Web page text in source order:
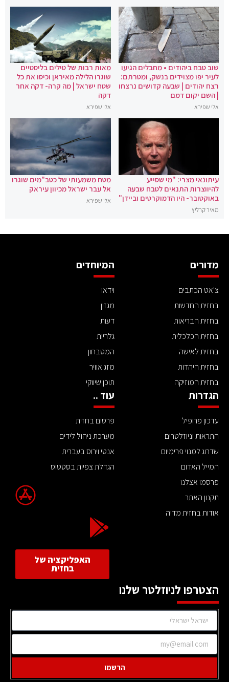
שוב טבח ביהודים • מחבלים הגיעו
לעיר יפו מצוידים בנשק, ומטרתם:
רצח יהודים | שבעה קדושים נרצחו
| השם יקום דמם
אלי שפירא
מאות רבות של טילים בליסטיים
שוגרו הלילה מאיראן וכיסו את כל
שטח ישראל | מה קרה- דקה אחר
דקה
אלי שפירא
עיתונאי מצרי: "מי שסייע
להיווצרות התנאים לטבח שבעה
באוקטובר- היו הדמוקרטים וביידן"
מאיר קרליץ
מטח משמעותי של כטב"מים שוגרו
אל עבר ישראל מכיוון עיראק
אלי שפירא
מדורים
צ'אט הכתבים
בחזית החדשות
בחזית הבריאות
בחזית הכלכלית
בחזית לאישה
בחזית היהדות
בחזית המוזיקה
המיוחדים
וידאו
מגזין
דעות
גלריות
המטבחון
מזג אוויר
תוכן שיווקי
הגדרות
עדכון פרופיל
התראות וניוזלטרים
שדרוג למנוי פרימיום
המייל האדום
פרסמו אצלנו
תקנון האתר
אודות בחזית מדיה
עוד ..
פרסום בחזית
מערכת ניהול לידים
אנטי וירוס בעברית
הגדלת צפיות בסטטוס
האפליקציה של
בחזית
הצטרפו לניוזלטר שלנו
הרשמו